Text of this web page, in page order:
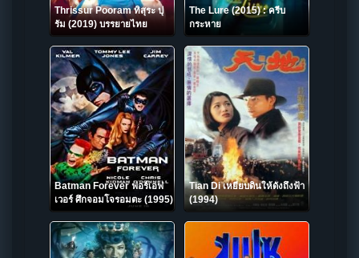
Thrissur Pooram ทิสุระ ปุ
รัม (2019) บรรยายไทย
The Lure (2015) : ครีบ
กระหาย
Batman Forever ฟอร์เอฟ
เวอร์ ศึกจอมโจรอมตะ (1995)
Tian Di เหยียบดินให้ดังถึงฟ้า
(1994)